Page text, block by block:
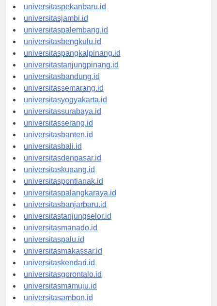
universitaspadang.id
universitaspekanbaru.id
universitasjambi.id
universitaspalembang.id
universitasbengkulu.id
universitaspangkalpinang.id
universitastanjungpinang.id
universitasbandung.id
universitassemarang.id
universitasyogyakarta.id
universitassurabaya.id
universitasserang.id
universitasbanten.id
universitasbali.id
universitasdenpasar.id
universitaskupang.id
universitaspontianak.id
universitaspalangkaraya.id
universitasbanjarbaru.id
universitastanjungselor.id
universitasmanado.id
universitaspalu.id
universitasmakassar.id
universitaskendari.id
universitasgorontalo.id
universitasmamuju.id